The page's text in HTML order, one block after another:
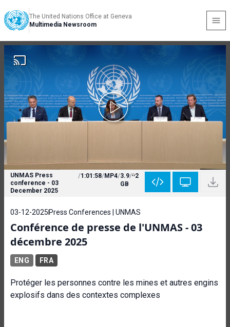
The United Nations Office at Geneva
Multimedia Newsroom
UNMAS Press
conference - 03
December 2025
/1:01:58/MP4/3.9
GB
/ 2
03-12-2025 Press Conferences | UNMAS
Conférence de presse de l'UNMAS - 03
décembre 2025
ENG FRA
Protéger les personnes contre les mines et autres engins
explosifs dans des contextes complexes